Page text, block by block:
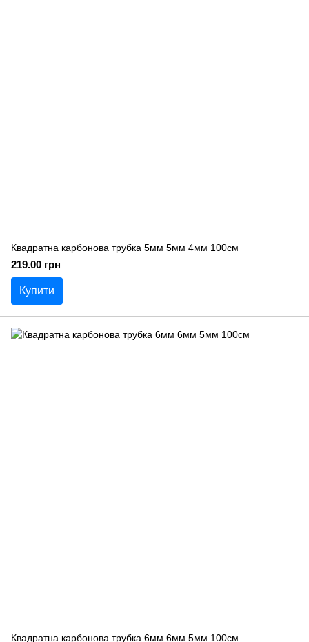
Квадратна карбонова трубка 5мм 5мм 4мм 100см
219.00 грн
Купити
Квадратна карбонова трубка 6мм 6мм 5мм 100см